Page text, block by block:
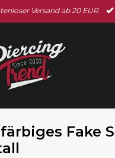
Versand ab 20 EUR
Fake